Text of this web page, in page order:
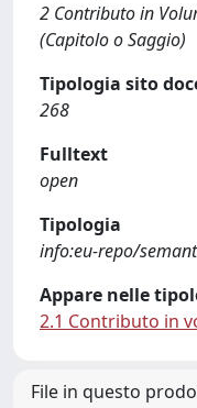
2 Contributo in
(Capitolo o Saggio)
Tipologia sito
268
Fulltext
open
Tipologia
info:eu-repo/
Appare nelle
2.1 Contributo in
File in questo